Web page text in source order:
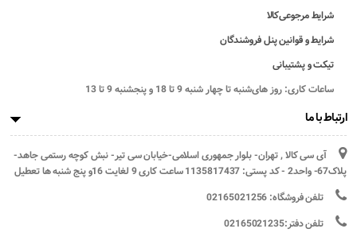
شرایط مرجوعی‌کالا
شرایط و قوانین پنل فروشندگان
تیکت و پشتیبانی
ساعات کاری: روز های‌شنبه تا چهار شنبه 9 تا 18 و پنجشنبه 9 تا 13
ارتباط با ما
آی سی کالا , تهران- بلوار جمهوری اسلامی-خیابان سی تیر- نبش کوچه رستمی جاهد-
پلاک67- واحد2 - کد پستی: 1135817437 ساعت کاری 9 لغایت 16و پنج شنبه ها تعطیل
تلفن فروشگاه: 02165021256
تلفن دفتر:02165021235